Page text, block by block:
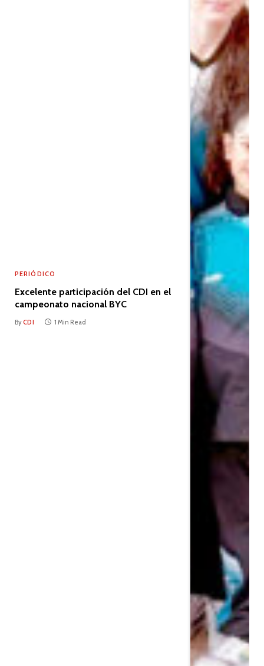
PERIÓDICO
Excelente participación del CDI en el
campeonato nacional BYC
ByCDI 1 Min Read